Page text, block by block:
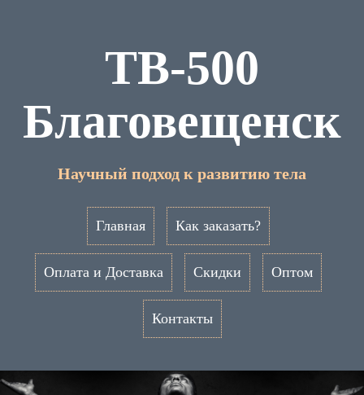
TB-500
Благовещенск
Научный подход к развитию тела
Главная Как заказать?
Оплата и Доставка Скидки Оптом
Контакты